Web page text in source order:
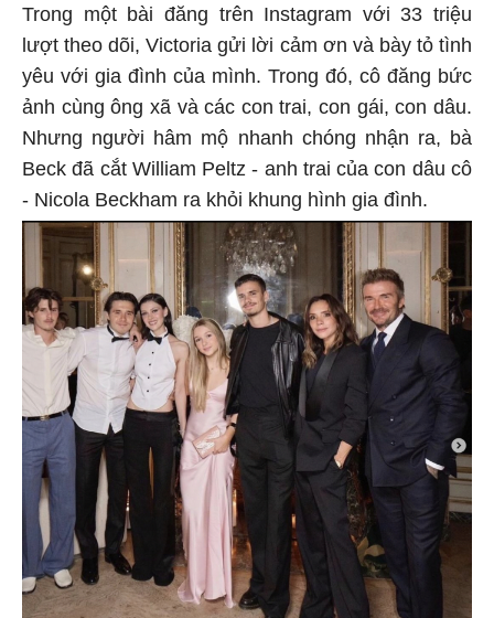
Trong một bài đăng trên Instagram với 33 triệu
lượt theo dõi, Victoria gửi lời cảm ơn và bày tỏ tình
yêu với gia đình của mình. Trong đó, cô đăng bức
ảnh cùng ông xã và các con trai, con gái, con dâu.
Nhưng người hâm mộ nhanh chóng nhận ra, bà
Beck đã cắt William Peltz - anh trai của con dâu cô
- Nicola Beckham ra khỏi khung hình gia đình.